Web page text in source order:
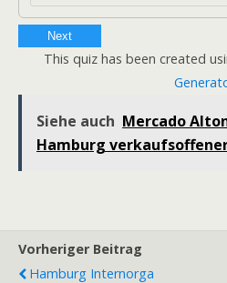
Next
This quiz has been created
Siehe auch Mercado
Hamburg
Vorheriger Beitrag
Hamburg Internorga